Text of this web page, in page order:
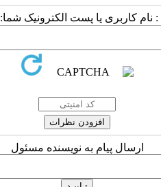
: نام کاربری یا پست الکترونیک شما:
ارسال پیام به نویسنده مسئول